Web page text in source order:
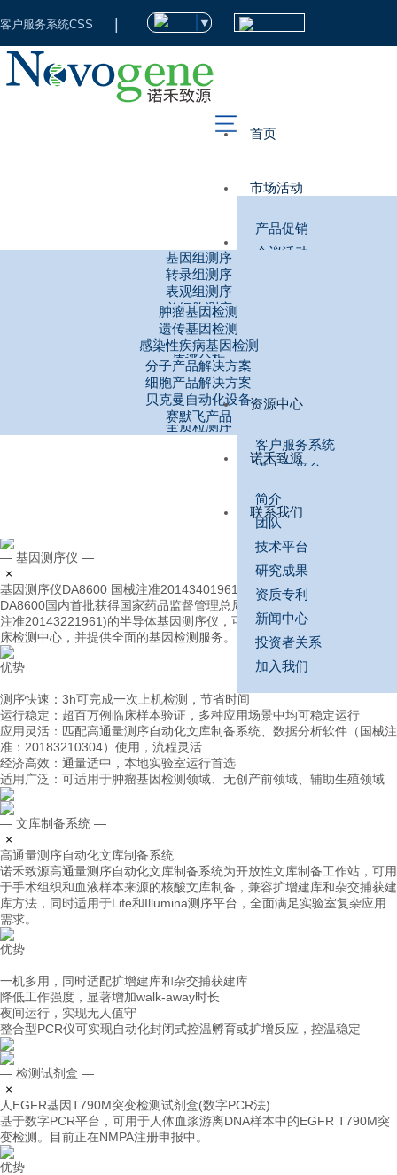
客户服务系统CSS
首页
市场活动
产品促销
会议活动
基因组测序
转录组测序
表观组测序
单细胞测序
空间转录组
基因分型
质谱分析
多组学联合分析
分子育种
基因合成
全质粒测序
肿瘤基因检测
遗传基因检测
感染性疾病基因检测生命科学工具
分子产品解决方案
细胞产品解决方案
贝克曼自动化设备
赛默飞产品
资源中心
客户服务系统
诺禾云平台
送样建议
资料下载
线上课程
案例精选
诺禾致源
简介
团队
技术平台
研究成果
资质专利
新闻中心
投资者关系
加入我们
联系我们
首
页
市
源
系
我
们
通过基因检测技术分析肿瘤相关变异信息，基于分子分型结果辅助临床医
议，提高临床精准诊疗水平。
诺禾致源
>
津械注准 20222220082
数字 PCR（芯片法）技术是一种新的核酸检测和定量方法，采用高密度
芯片技术，样本均匀分配至 20000 个单独的纳米硅基反应孔进行独立的
PCR 反应，最后通过对每个纳米孔荧光信号的有或无实现核酸绝对定
量。诺禾致源的数字 PCR 芯片阅读仪⸺Digital PCR NG [津械注准
20222220082] 已于 2017 获国家药品监督管理局（原国家食品药品监督
管理总局）天津市市场和监督管理委员会批准上市。
通量灵活：1-24张芯片/PCR反应，不受耗材规格限制，随时开机检测
系统密封：在密封芯片中进行PCR反应，降低污染风险
精准检测：高灵敏度单位点突变检测，可实现核酸绝对定量
轻松分析：全中文分析软件，无需复杂手动分析，结果直观安全稳定
节省空间：诺禾致源数字PCR系统体积小巧，便于实检室空间合理利用
— 基因测序仪 —
×
基因测序仪DA8600 国械注准20143401961
DA8600国内首批获得国家药品监督管理总局批准的医疗器械注册证(国械
注准20143221961)的半导体基因测序仪，可广泛应用于各医疗机构的临
床检测中心，并提供全面的基因检测服务。
优势
测序快速：3h可完成一次上机检测，节省时间
运行稳定：超百万例临床样本验证，多种应用场景中均可稳定运行
应用灵活：匹配高通量测序自动化文库制备系统、数据分析软件（国械注
准：20183210304）使用，流程灵活
经济高效：通量适中，本地实验室运行首选
适用广泛：可适用于肿瘤基因检测领域、无创产前领域、辅助生殖领域
— 文库制备系统 —
×
高通量测序自动化文库制备系统
诺禾致源高通量测序自动化文库制备系统为开放性文库制备工作站，可用
于手术组织和血液样本来源的核酸文库制备，兼容扩增建库和杂交捕获建
库方法，同时适用于Life和Illumina测序平台，全面满足实验室复杂应用
需求。
优势
一机多用，同时适配扩增建库和杂交捕获建库
降低工作强度，显著增加walk-away时长
夜间运行，实现无人值守
整合型PCR仪可实现自动化封闭式控温孵育或扩增反应，控温稳定
— 检测试剂盒 —
×
人EGFR基因T790M突变检测试剂盒(数字PCR法)
基于数字PCR平台，可用于人体血浆游离DNA样本中的EGFR T790M突
变检测。目前正在NMPA注册申报中。
优势